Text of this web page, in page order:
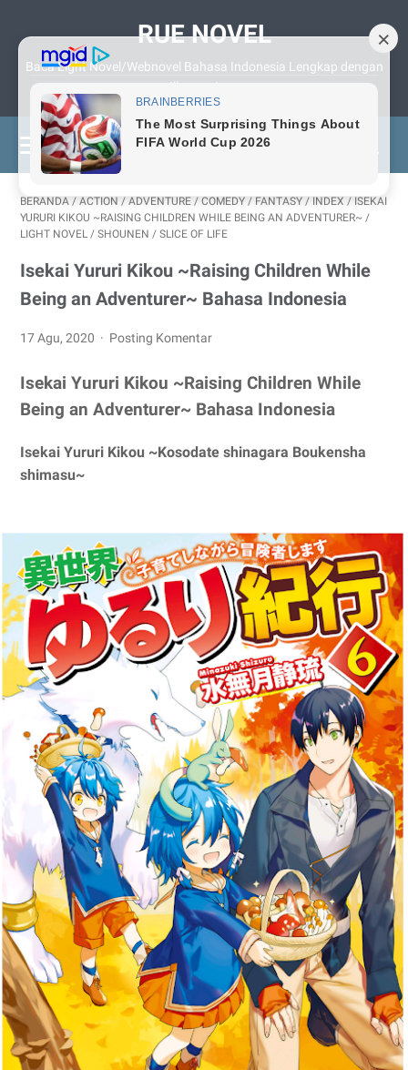
RUE NOVEL
Baca Light Novel/Webnovel Bahasa Indonesia Lengkap dengan
Illustrasinya
BERANDA / ACTION / ADVENTURE / COMEDY / FANTASY / INDEX / ISEKAI
YURURI KIKOU ~RAISING CHILDREN WHILE BEING AN ADVENTURER~ /
LIGHT NOVEL / SHOUNEN / SLICE OF LIFE
Isekai Yururi Kikou ~Raising Children While
Being an Adventurer~ Bahasa Indonesia
17 Agu, 2020 Posting Komentar
Isekai Yururi Kikou ~Raising Children While
Being an Adventurer~ Bahasa Indonesia
Isekai Yururi Kikou ~Kosodate shinagara Boukensha
shimasu~